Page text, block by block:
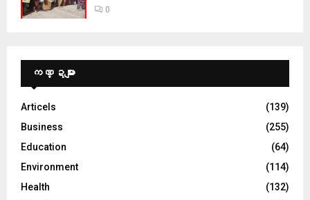
0
ကဏ္ဍများ
Articels
(139)
Business
(255)
Education
(64)
Environment
(114)
Health
(132)